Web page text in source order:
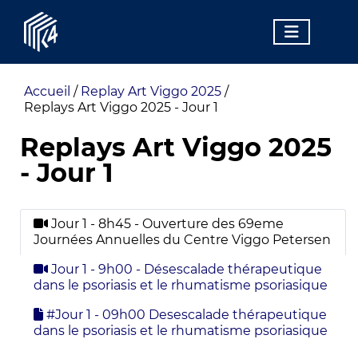
Accueil / Replay Art Viggo 2025 /
Replays Art Viggo 2025 - Jour 1
Replays Art Viggo 2025
- Jour 1
Jour 1 - 8h45 - Ouverture des 69eme
Journées Annuelles du Centre Viggo Petersen
Jour 1 - 9h00 - Désescalade thérapeutique
dans le psoriasis et le rhumatisme psoriasique
#Jour 1 - 09h00 Desescalade thérapeutique
dans le psoriasis et le rhumatisme psoriasique